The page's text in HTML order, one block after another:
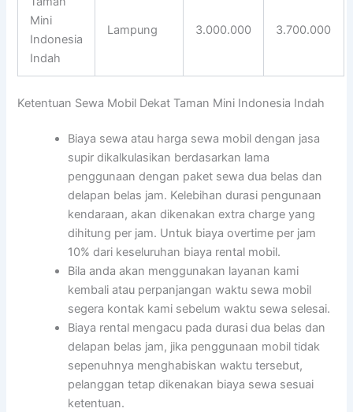
Mini
Indonesia
Indah
Lampung 3.000.000 3.700.000
Ketentuan Sewa Mobil Dekat Taman Mini Indonesia Indah
Biaya sewa atau harga sewa mobil dengan jasa
supir dikalkulasikan berdasarkan lama
penggunaan dengan paket sewa dua belas dan
delapan belas jam. Kelebihan durasi pengunaan
kendaraan, akan dikenakan extra charge yang
dihitung per jam. Untuk biaya overtime per jam
10% dari keseluruhan biaya rental mobil.
Bila anda akan menggunakan layanan kami
kembali atau perpanjangan waktu sewa mobil
segera kontak kami sebelum waktu sewa selesai.
Biaya rental mengacu pada durasi dua belas dan
delapan belas jam, jika penggunaan mobil tidak
sepenuhnya menghabiskan waktu tersebut,
pelanggan tetap dikenakan biaya sewa sesuai
ketentuan.